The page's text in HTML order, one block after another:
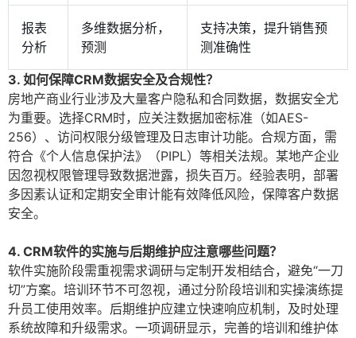
报表
分析
多维数据分析，
预测
支持决策，提升销售预
测准确性
3. 如何保障CRM数据安全及合规性？
房地产商业行业涉及大量客户隐私和合同数据，数据安全尤
为重要。选择CRM时，应关注数据加密标准（如AES-
256）、访问权限分级管理及日志审计功能。合规方面，需
符合《个人信息保护法》（PIPL）等相关法规。某地产企业
因忽视权限管理导致数据泄露，损失百万。经验表明，部署
多因素认证和定期安全审计能有效降低风险，保障客户数据
安全。
4. CRM软件的实施与后期维护应注意哪些问题？
软件实施阶段需重视需求调研与定制开发相结合，避免“一刀
切”方案。培训环节不可忽视，通过分阶段培训和实操演练提
升员工使用效率。后期维护应建立快速响应机制，及时处理
系统故障和升级需求。一项调研显示，完善的培训和维护体